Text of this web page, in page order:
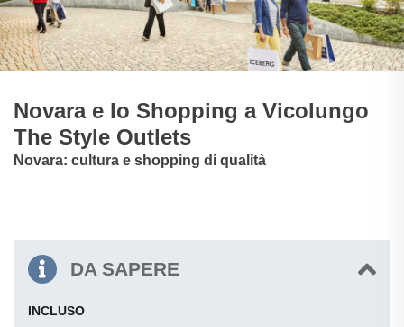
Novara e lo Shopping a Vicolungo
The Style Outlets
Novara: cultura e shopping di qualità
DA SAPERE
INCLUSO